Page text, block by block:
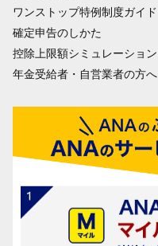
ワンストップ特例制度ガイド
確定申告のしかた
控除上限額シミュレーション
年金受給者・自営業者の方へ